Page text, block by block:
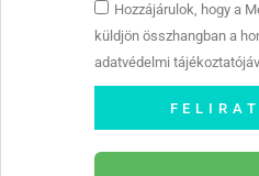
Hozzájárulok, hogy a
küldjön összhangban a
adatvédelmi